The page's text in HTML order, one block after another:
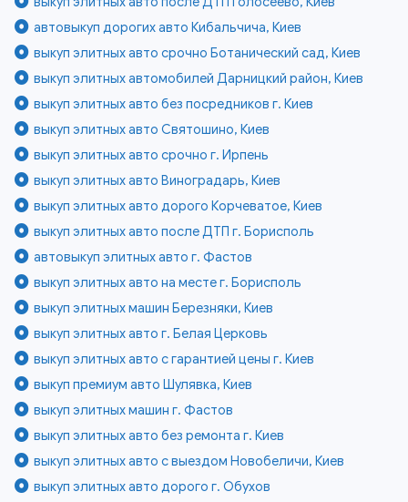
автовыкуп дорогих авто Кибальчича, Киев
выкуп элитных авто срочно Ботанический сад, Киев
выкуп элитных автомобилей Дарницкий район, Киев
выкуп элитных авто без посредников г. Киев
выкуп элитных авто Святошино, Киев
выкуп элитных авто срочно г. Ирпень
выкуп элитных авто Виноградарь, Киев
выкуп элитных авто дорого Корчеватое, Киев
выкуп элитных авто после ДТП г. Борисполь
автовыкуп элитных авто г. Фастов
выкуп элитных авто на месте г. Борисполь
выкуп элитных машин Березняки, Киев
выкуп элитных авто г. Белая Церковь
выкуп элитных авто с гарантией цены г. Киев
выкуп премиум авто Шулявка, Киев
выкуп элитных машин г. Фастов
выкуп элитных авто без ремонта г. Киев
выкуп элитных авто с выездом Новобеличи, Киев
выкуп элитных авто дорого г. Обухов